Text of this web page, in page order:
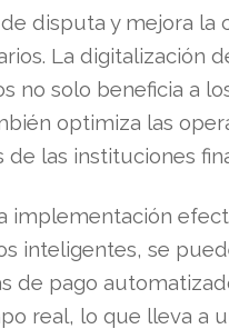
disputa y mejora la
La digitalización
no solo beneficia a
optimiza las
de las instituciones
implementación
inteligentes, se
de pago
real, lo que lleva a